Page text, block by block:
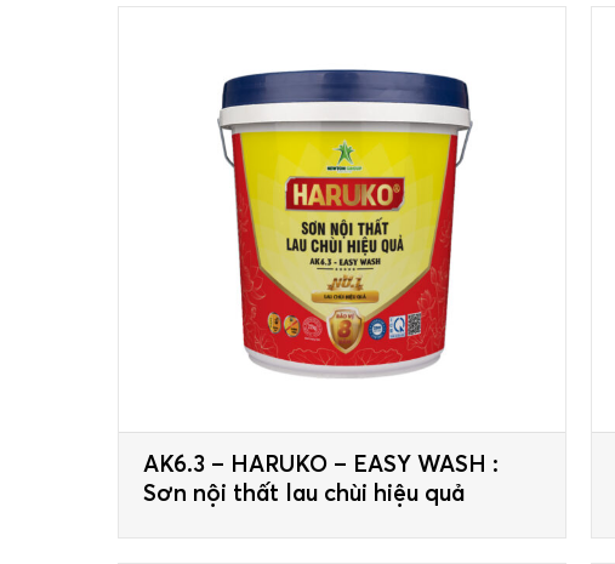
AK6.3 – HARUKO – EASY WASH :
Sơn nội thất lau chùi hiệu quả